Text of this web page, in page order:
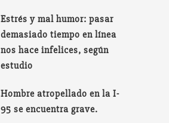
Estrés y mal humor: pasar
demasiado tiempo en línea
nos hace infelices, según
estudio
Hombre atropellado en la I-
95 se encuentra grave.